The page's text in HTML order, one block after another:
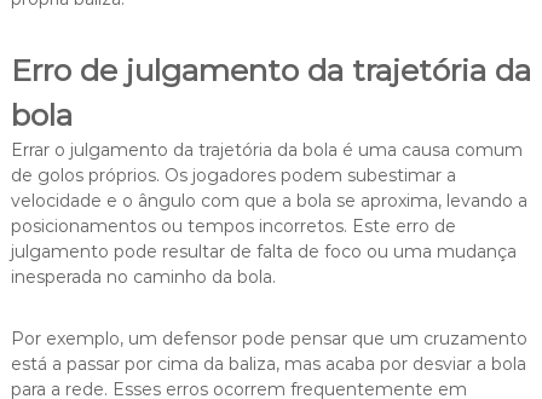
Erro de julgamento da trajetória da
bola
Errar o julgamento da trajetória da bola é uma causa comum
de golos próprios. Os jogadores podem subestimar a
velocidade e o ângulo com que a bola se aproxima, levando a
posicionamentos ou tempos incorretos. Este erro de
julgamento pode resultar de falta de foco ou uma mudança
inesperada no caminho da bola.
Por exemplo, um defensor pode pensar que um cruzamento
está a passar por cima da baliza, mas acaba por desviar a bola
para a rede. Esses erros ocorrem frequentemente em